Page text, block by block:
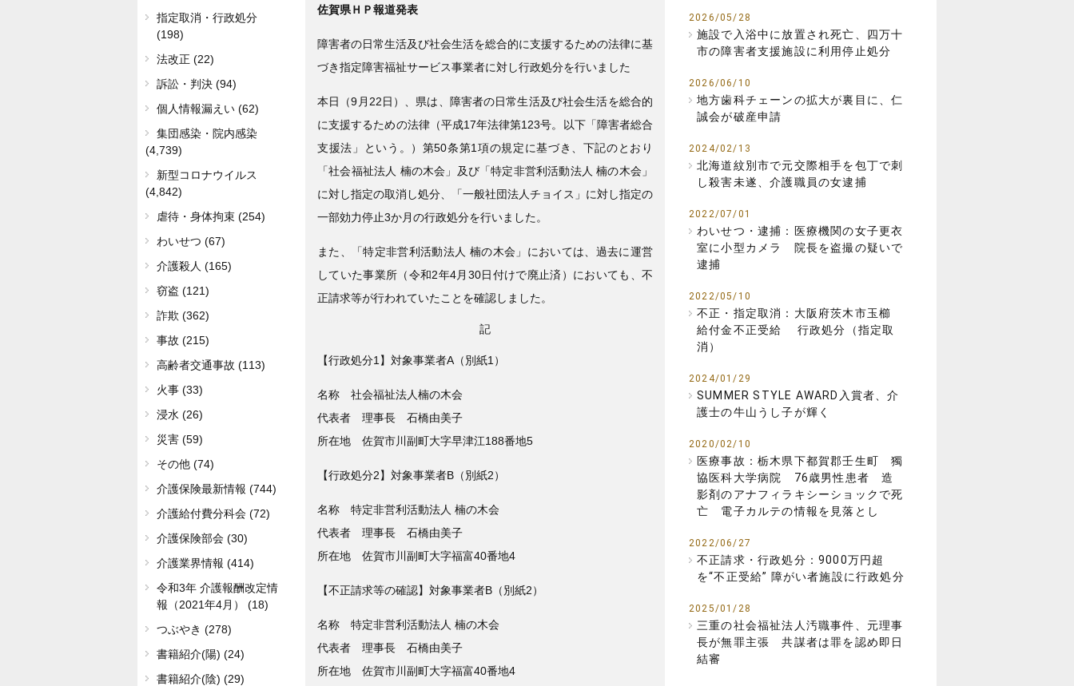
佐賀県ＨＰ報道発表
障害者の日常生活及び社会生活を総合的に支援するための法律に基
づき指定障害福祉サービス事業者に対し行政処分を行いました
本日（9月22日）、県は、障害者の日常生活及び社会生活を総合的
に支援するための法律（平成17年法律第123号。以下「障害者総合
支援法」という。）第50条第1項の規定に基づき、下記のとおり
「社会福祉法人 楠の木会」及び「特定非営利活動法人 楠の木会」
に対し指定の取消し処分、「一般社団法人チョイス」に対し指定の
一部効力停止3か月の行政処分を行いました。
また、「特定非営利活動法人 楠の木会」においては、過去に運営
していた事業所（令和2年4月30日付けで廃止済）においても、不
正請求等が行われていたことを確認しました。
記
【行政処分1】対象事業者A（別紙1）
名称 社会福祉法人楠の木会
代表者 理事長 石橋由美子
所在地 佐賀市川副町大字早津江188番地5
【行政処分2】対象事業者B（別紙2）
名称 特定非営利活動法人 楠の木会
代表者 理事長 石橋由美子
所在地 佐賀市川副町大字福富40番地4
【不正請求等の確認】対象事業者B（別紙2）
名称 特定非営利活動法人 楠の木会
代表者 理事長 石橋由美子
所在地 佐賀市川副町大字福富40番地4
2026/05/28
施設で入浴中に放置され死亡、四万十
市の障害者支援施設に利用停止処分
2026/06/10
地方歯科チェーンの拡大が裏目に、仁
誠会が破産申請
2024/02/13
北海道紋別市で元交際相手を包丁で刺
し殺害未遂、介護職員の女逮捕
2022/07/01
わいせつ・逮捕：医療機関の女子更衣
室に小型カメラ 院長を盗撮の疑いで
逮捕
2022/05/10
不正・指定取消：大阪府茨木市玉櫛
給付金不正受給 行政処分（指定取
消）
2024/01/29
SUMMER STYLE AWARD入賞者、介
護士の牛山うし子が輝く
2020/02/10
医療事故：栃木県下都賀郡壬生町 獨
協医科大学病院 76歳男性患者 造
影剤のアナフィラキシーショックで死
亡 電子カルテの情報を見落とし
2022/06/27
不正請求・行政処分：9000万円超
を“不正受給” 障がい者施設に行政処分
2025/01/28
三重の社会福祉法人汚職事件、元理事
長が無罪主張 共謀者は罪を認め即日
結審
指定取消・行政処分
(198)
法改正 (22)
訴訟・判決 (94)
個人情報漏えい (62)
集団感染・院内感染
(4,739)
新型コロナウイルス
(4,842)
虐待・身体拘束 (254)
わいせつ (67)
介護殺人 (165)
窃盗 (121)
詐欺 (362)
事故 (215)
高齢者交通事故 (113)
火事 (33)
浸水 (26)
災害 (59)
その他 (74)
介護保険最新情報 (744)
介護給付費分科会 (72)
介護保険部会 (30)
介護業界情報 (414)
令和3年 介護報酬改定情
報（2021年4月） (18)
つぶやき (278)
書籍紹介(陽) (24)
書籍紹介(陰) (29)